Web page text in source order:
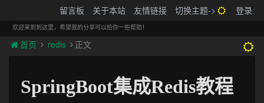
留言板 关于本站 友情链接 切换主题-> 登录
欢迎来到到这里，希望我的分享可以给你一些帮助！
首页 redis 正文
SpringBoot集成Redis教程